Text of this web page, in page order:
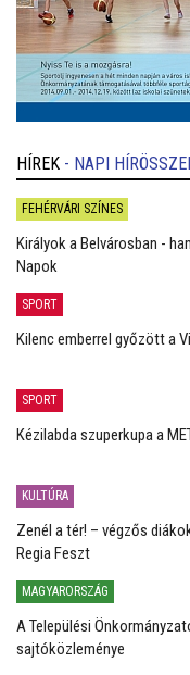
HÍREK - NAPI
FEHÉRVÁRI SZÍNES
Királyok a Belvárosban -
Napok
SPORT
Kilenc emberrel győzött a
SPORT
Kézilabda szuperkupa a
KULTÚRA
Zenél a tér! – végzős
Regia Feszt
MAGYARORSZÁG
A Települési
sajtóközleménye